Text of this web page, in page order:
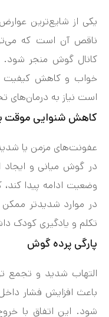
یکی از شایع‌ترین
ناقص آن است که
کانال گوش منجر شود.
خواب و کاهش کیفیت
است نیاز به درمان‌های
کاهش شنوایی موقت
عفونت‌های مزمن یا
در گوش میانی و ایجاد
وضعیت ادامه پیدا
در موارد شدیدتر
تکلم و یادگیری کودک
پارگی پرده گوش
التهاب شدید و
باعث افزایش فشار
شود. این اتفاق با